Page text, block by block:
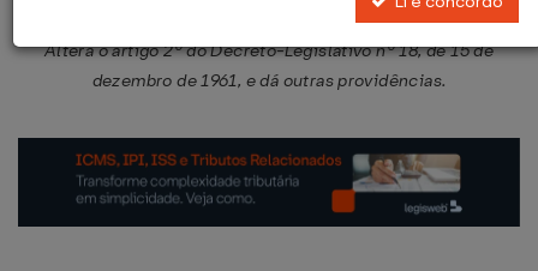
Altera o artigo 2º do Decreto-Legislativo nº 18, de 15 de
dezembro de 1961, e dá outras providências.